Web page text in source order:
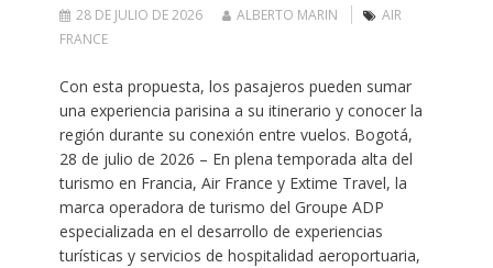
28 DE JULIO DE 2026 ALBERTO MARIN
AIR
FRANCE
Con esta propuesta, los pasajeros pueden sumar
una experiencia parisina a su itinerario y conocer la
región durante su conexión entre vuelos. Bogotá,
28 de julio de 2026 – En plena temporada alta del
turismo en Francia, Air France y Extime Travel, la
marca operadora de turismo del Groupe ADP
especializada en el desarrollo de experiencias
turísticas y servicios de hospitalidad aeroportuaria,